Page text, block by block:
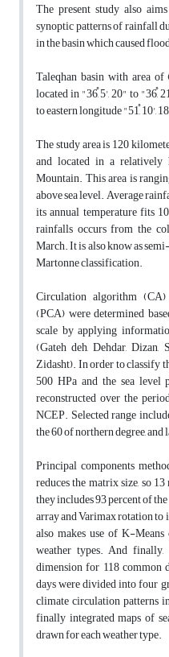
The present study also
synoptic patterns of rainfall
in the basin which caused
Taleqhan basin with area
located in "36, 5', 20" to "36,
to eastern longitude "51, 10',
The study area is 120
and located in a
Mountain. This area is
above sea level. Average
its annual temperature fits
rainfalls occurs from the
March. It is also know as
Martonne classification.
Circulation algorithm
(PCA) were determined
scale by applying
(Gateh deh, Dehdar, Dizan,
Zidasht). In order to classify
500 HPa and the sea level
reconstructed over the
NCEP. Selected range
the 60 of northern degree,
Principal components
reduces the matrix size, so
they includes 93 percent of
array and Varimax rotation
also makes use of K-
weather types. And
dimension for 118
days were divided into four
climate circulation patterns
finally integrated maps of
drawn for each weather type.